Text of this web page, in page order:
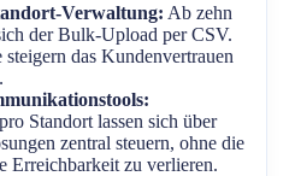
Verwaltung: Ab zehn
der Bulk-Upload per CSV.
das Kundenvertrauen
Standort lassen sich über
zentral steuern, ohne die
Erreichbarkeit zu verlieren.